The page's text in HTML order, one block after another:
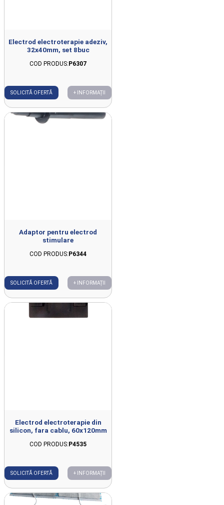
Electrod electroterapie adeziv,
32x40mm, set 8buc
COD PRODUS:P6307
SOLICITĂ OFERTĂ + INFORMAȚII
Adaptor pentru electrod
stimulare
COD PRODUS:P6344
SOLICITĂ OFERTĂ + INFORMAȚII
Electrod electroterapie din
silicon, fara cablu, 60x120mm
COD PRODUS:P4535
SOLICITĂ OFERTĂ + INFORMAȚII